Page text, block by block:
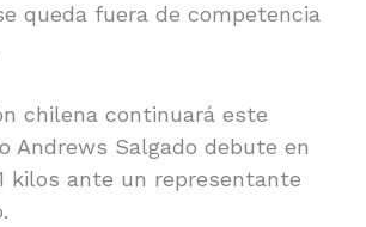
queda fuera de competencia
chilena continuará este
Andrews Salgado debute en
kilos ante un representante